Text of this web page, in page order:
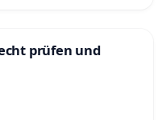
prüfen und